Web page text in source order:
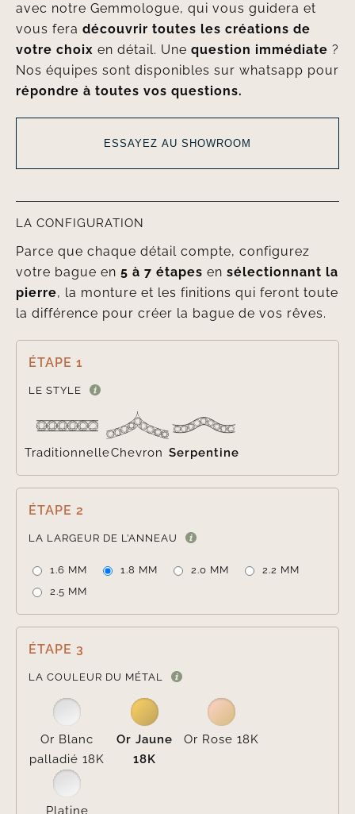
avec notre Gemmologue, qui vous guidera et
vous fera découvrir toutes les créations de
votre choix en détail. Une question immédiate ?
Nos équipes sont disponibles sur whatsapp pour
répondre à toutes vos questions.
ESSAYEZ AU SHOWROOM
LA CONFIGURATION
Parce que chaque détail compte, configurez
votre bague en 5 à 7 étapes en sélectionnant la
pierre, la monture et les finitions qui feront toute
la différence pour créer la bague de vos rêves.
ÉTAPE 1
LE STYLE
TraditionnelleChevron Serpentine
ÉTAPE 2
LA LARGEUR DE L’ANNEAU
1.6 MM 1.8 MM 2.0 MM
2.2 MM
2.5 MM
ÉTAPE 3
LA COULEUR DU MÉTAL
Or Blanc
palladié 18K
Or Jaune
18K
Or Rose 18K